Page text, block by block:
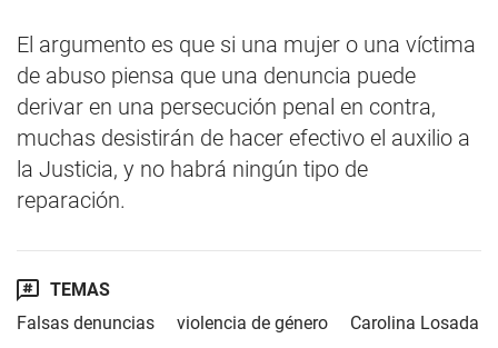
El argumento es que si una mujer o una víctima
de abuso piensa que una denuncia puede
derivar en una persecución penal en contra,
muchas desistirán de hacer efectivo el auxilio a
la Justicia, y no habrá ningún tipo de
reparación.
TEMAS
Falsas denuncias
violencia de género Carolina Losada